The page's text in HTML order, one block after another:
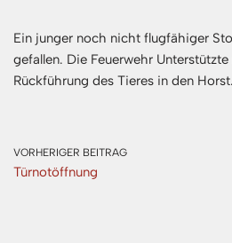
Ein junger noch nicht flugfähiger
gefallen. Die Feuerwehr
Rückführung des Tieres in den Horst.
VORHERIGER BEITRAG
Türnotöffnung